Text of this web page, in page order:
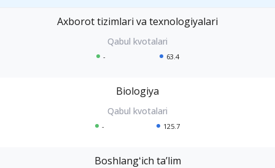
Axborot tizimlari va texnologiyalari
- 63.4
Biologiya
- 125.7
Boshlangʻich taʼlim